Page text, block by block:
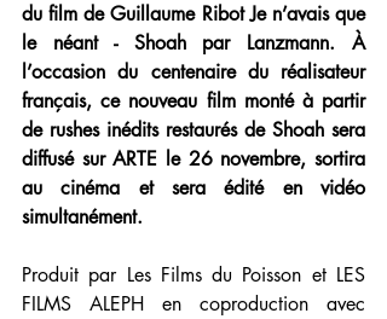
du film de Guillaume Ribot Je n’avais que
le néant - Shoah par Lanzmann. À
l’occasion du centenaire du réalisateur
français, ce nouveau film monté à partir
de rushes inédits restaurés de Shoah sera
diffusé sur ARTE le 26 novembre, sortira
au cinéma et sera édité en vidéo
simultanément.
Produit par Les Films du Poisson et LES
FILMS ALEPH en coproduction avec